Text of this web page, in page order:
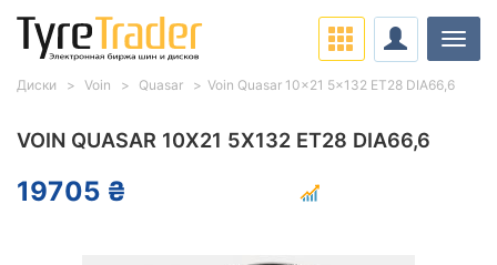
VOIN QUASAR 10X21 5X132 ET28 DIA66,6
19705 ₴
Диски Voin Quasar Voin Quasar 10x21 5x132 ET28 DIA66,6